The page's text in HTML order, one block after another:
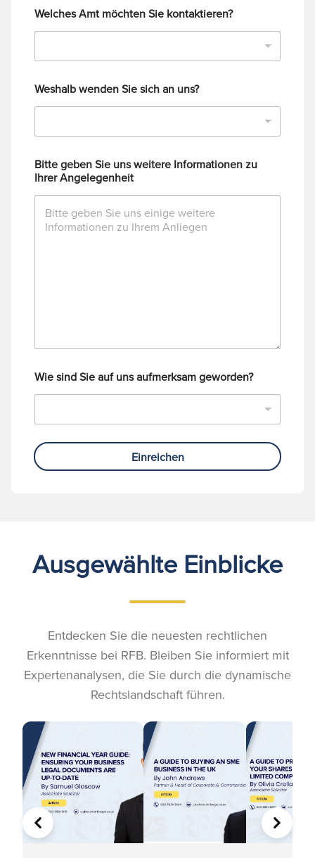
Welches Amt möchten Sie kontaktieren?
Weshalb wenden Sie sich an uns?
Bitte geben Sie uns weitere Informationen zu
Ihrer Angelegenheit
Wie sind Sie auf uns aufmerksam geworden?
Einreichen
Ausgewählte Einblicke
Entdecken Sie die neuesten rechtlichen
Erkenntnisse bei RFB. Bleiben Sie informiert mit
Expertenanalysen, die Sie durch die dynamische
Rechtslandschaft führen.
VORHERIGE WEITER